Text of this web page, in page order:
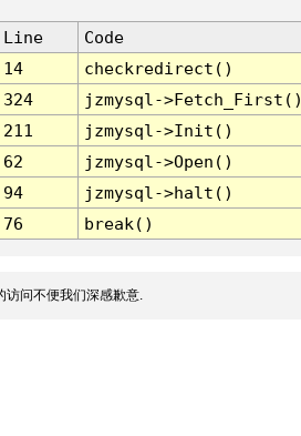
Line
Code
14
checkredirect()
324
jzmysql-
211
jzmysql->Init()
62
jzmysql->Open()
94
jzmysql->halt()
76 break()
问不便我们深感歉意.